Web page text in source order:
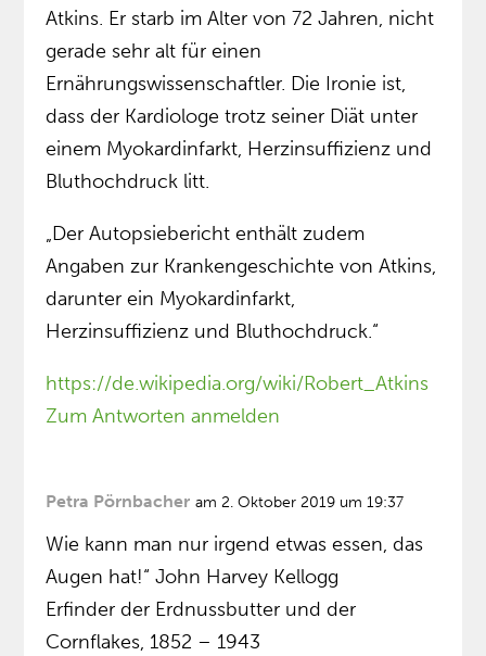
Atkins. Er starb im Alter von 72 Jahren, nicht
gerade sehr alt für einen
Ernährungswissenschaftler. Die Ironie ist,
dass der Kardiologe trotz seiner Diät unter
einem Myokardinfarkt, Herzinsuffizienz und
Bluthochdruck litt.
„Der Autopsiebericht enthält zudem
Angaben zur Krankengeschichte von Atkins,
darunter ein Myokardinfarkt,
Herzinsuffizienz und Bluthochdruck.“
https://de.wikipedia.org/wiki/Robert_Atkins
Zum Antworten anmelden
Petra Pörnbacher am 2. Oktober 2019 um 19:37
Wie kann man nur irgend etwas essen, das
Augen hat!“ John Harvey Kellogg
Erfinder der Erdnussbutter und der
Cornflakes, 1852 – 1943